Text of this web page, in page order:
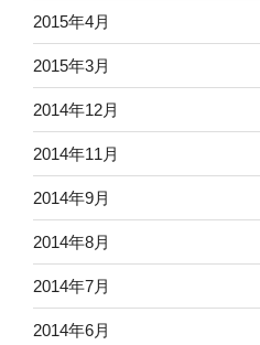
2015年4月
2015年3月
2014年12月
2014年11月
2014年9月
2014年8月
2014年7月
2014年6月